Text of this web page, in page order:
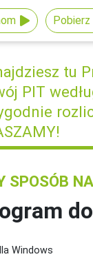
Pobierz
tu
PIT
SPOSÓB NA
Windows